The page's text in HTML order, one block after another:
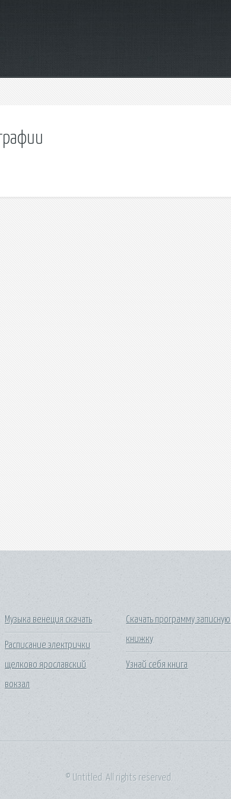
Музыка венеция скачать
Расписание электрички
щелково ярославский
вокзал
Скачать программу записную
книжку
Узнай себя книга
© Untitled. All rights reserved.